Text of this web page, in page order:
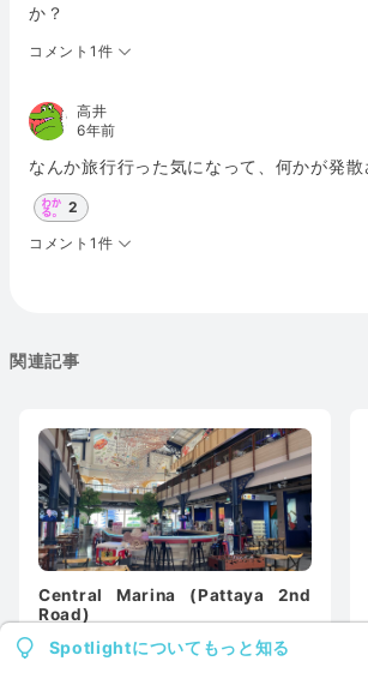
Spotlightについてもっと知る
か？
コメント1件
高井
6年前
なんか旅行行った気になって、何かが発散
2
コメント1件
関連記事
Central Marina (Pattaya 2nd
Road)
0
0